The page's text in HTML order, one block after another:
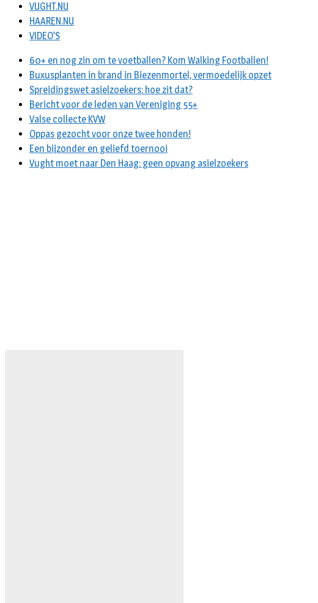
VUGHT.NU
HAAREN.NU
VIDEO’S
60+ en nog zin om te voetballen? Kom Walking Footballen!
Buxusplanten in brand in Biezenmortel, vermoedelijk opzet
Spreidingswet asielzoekers: hoe zit dat?
Bericht voor de leden van Vereniging 55+
Valse collecte KVW
Oppas gezocht voor onze twee honden!
Een bijzonder en geliefd toernooi
Vught moet naar Den Haag: geen opvang asielzoekers